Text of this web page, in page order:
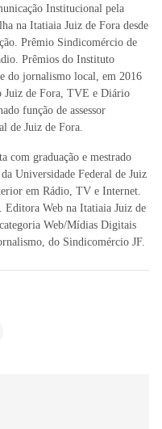
Institucional pela
na Itatiaia Juiz de Fora desde
Prêmio Sindicomércio de
Prêmios do Instituto
do jornalismo local, em 2016
Juiz de Fora, TVE e Diário
função de assessor
de Juiz de Fora.
com graduação e mestrado
Universidade Federal de Juiz
em Rádio, TV e Internet.
Editora Web na Itatiaia Juiz de
Web/Mídias Digitais
do Sindicomércio JF.